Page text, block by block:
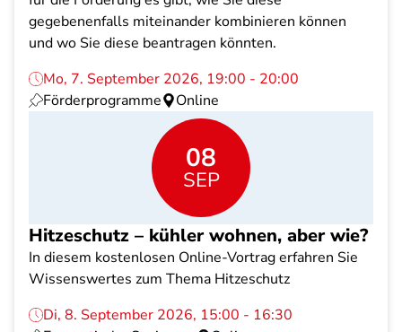
gegebenenfalls miteinander kombinieren können
und wo Sie diese beantragen könnten.
Mo, 7. September 2026, 19:00 - 20:00
Förderprogramme
Online
08
SEP
Hitzeschutz – kühler wohnen, aber wie?
In diesem kostenlosen Online-Vortrag erfahren Sie
Wissenswertes zum Thema Hitzeschutz
Di, 8. September 2026, 15:00 - 16:30